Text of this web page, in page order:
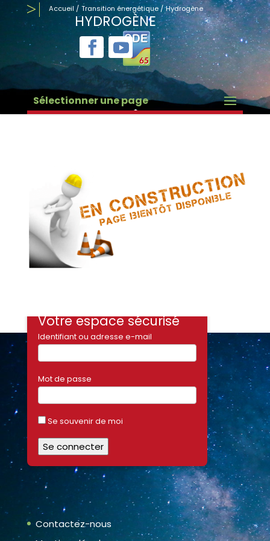
Accueil / Transition énergétique / Hydrogène
HYDROGÈNE
Sélectionner une page
Votre espace sécurisé
Identifiant ou adresse e-mail
Mot de passe
Se souvenir de moi
Contactez-nous